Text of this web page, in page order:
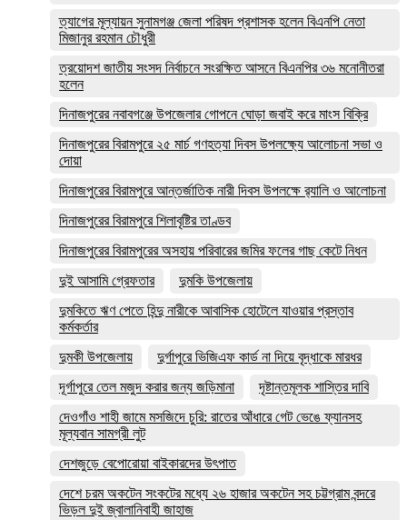
ত্যাগের মূল্যায়ন সুনামগঞ্জ জেলা পরিষদ প্রশাসক হলেন বিএনপি নেতা
মিজানুর রহমান চৌধুরী
ত্রয়োদশ জাতীয় সংসদ নির্বাচনে সংরক্ষিত আসনে বিএনপির ৩৬ মনোনীতরা
হলেন
দিনাজপুরের নবাবগঞ্জে উপজেলার গোপনে ঘোড়া জবাই করে মাংস বিক্রি
দিনাজপুরের ‎বিরামপুরে ২৫ মার্চ গণহত্যা দিবস উপলক্ষ্যে আলোচনা সভা ও
দোয়া
দিনাজপুরের বিরামপুরে আন্তর্জাতিক নারী দিবস উপলক্ষে র‍্যালি ও আলোচনা
দিনাজপুরের বিরামপুরে শিলাবৃষ্টির তাণ্ডব
দিনাজপুরের বিরামপুরের অসহায় পরিবারের জমির ফলের গাছ কেটে নিধন
দুই আসামি গ্রেফতার
দুমকি উপজেলায়
দুমকিতে ঋণ পেতে হিন্দু নারীকে আবাসিক হোটেলে যাওয়ার প্রস্তাব
কর্মকর্তার
দুমকী উপজেলায়
দুর্গাপুরে ভিজিএফ কার্ড না দিয়ে বৃদ্ধাকে মারধর
দূর্গাপুরে তেল মজুদ করার জন্য জড়িমানা
দৃষ্টান্তমূলক শাস্তির দাবি
দেওগাঁও শাহী জামে মসজিদে চুরি: রাতের আঁধারে গেট ভেঙে ফ্যানসহ
মূল্যবান সামগ্রী লুট
দেশজুড়ে বেপোরোয়া বাইকারদের উৎপাত
দেশে চরম অকটেন সংকটের মধ্যে ২৬ হাজার অকটেন সহ চট্টগ্রাম বন্দরে
ভিড়ল দুই জ্বালানিবাহী জাহাজ